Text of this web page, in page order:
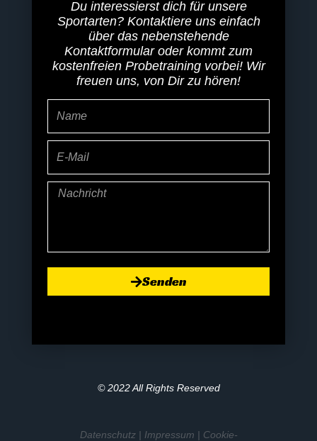
Du interessierst dich für unsere
Sportarten? Kontaktiere uns einfach
über das nebenstehende
Kontaktformular oder kommt zum
kostenfreien Probetraining vorbei! Wir
freuen uns, von Dir zu hören!
Mail
Nachricht
Senden
© 2022 All Rights Reserved
Datenschutz| Impressum | Cookie-